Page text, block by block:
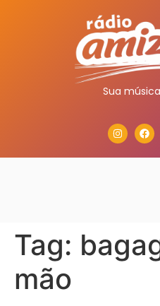
Sua
Tag:
mão